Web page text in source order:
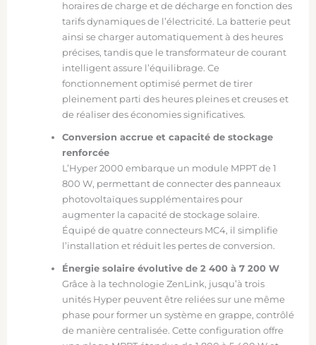
horaires de charge et de décharge en fonction des
tarifs dynamiques de l’électricité. La batterie peut
ainsi se charger automatiquement à des heures
précises, tandis que le transformateur de courant
intelligent assure l’équilibrage. Ce
fonctionnement optimisé permet de tirer
pleinement parti des heures pleines et creuses et
de réaliser des économies significatives.
Conversion accrue et capacité de stockage
renforcée
L’Hyper 2000 embarque un module MPPT de 1
800 W, permettant de connecter des panneaux
photovoltaïques supplémentaires pour
augmenter la capacité de stockage solaire.
Équipé de quatre connecteurs MC4, il simplifie
l’installation et réduit les pertes de conversion.
Énergie solaire évolutive de 2 400 à 7 200 W
Grâce à la technologie ZenLink, jusqu’à trois
unités Hyper peuvent être reliées sur une même
phase pour former un système en grappe, contrôlé
de manière centralisée. Cette configuration offre